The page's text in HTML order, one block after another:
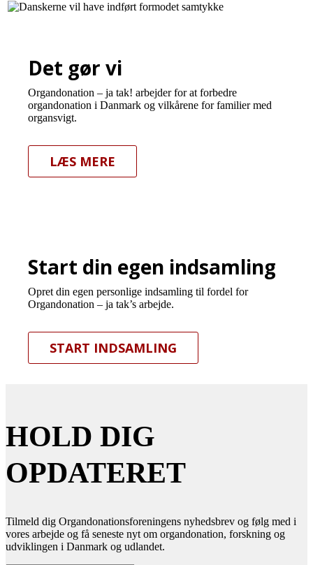
Det gør vi
Organdonation – ja tak! arbejder for at forbedre
organdonation i Danmark og vilkårene for familier med
organsvigt.
LÆS MERE
Start din egen indsamling
Opret din egen personlige indsamling til fordel for
Organdonation – ja tak’s arbejde.
START INDSAMLING
HOLD DIG
OPDATERET
Tilmeld dig Organdonationsforeningens nyhedsbrev og følg med i
vores arbejde og få seneste nyt om organdonation, forskning og
udviklingen i Danmark og udlandet.